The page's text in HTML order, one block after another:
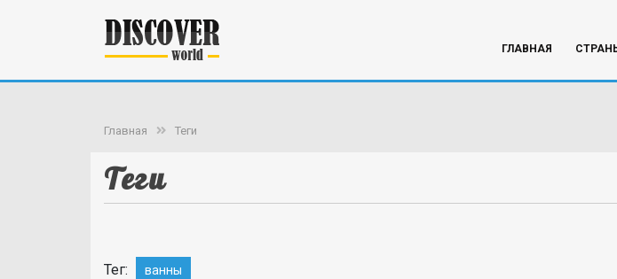
ГЛАВНАЯ
Главная Теги
Теги
Тег: ванны